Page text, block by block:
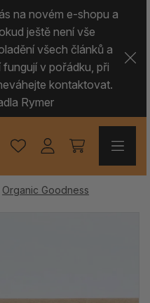
na novém e-shopu a
ještě není vše
všech článků a
v pořádku, při
kontaktovat.
Rymer
Organic Goodness